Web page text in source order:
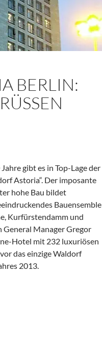
BERLIN:
gibt es in Top-Lage der
Astoria“. Der imposante
hohe Bau bildet
Bauensemble
Kurfürstendamm und
Manager Gregor
Hotel mit 232 luxuriösen
das einzige Waldorf
2013.
GRÜSSEN